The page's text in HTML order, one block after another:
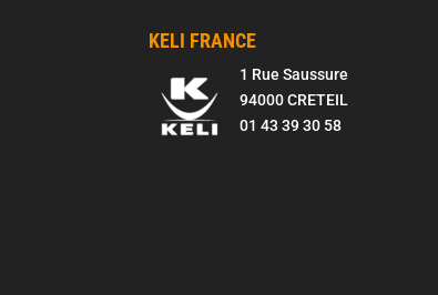
KELI FRANCE
1 Rue Saussure
94000 CRETEIL
01 43 39 30 58